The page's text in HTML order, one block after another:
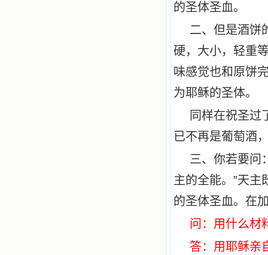
的圣体圣血。
二、但是酒饼
硬，大小，轻重
味感觉也和原饼
为耶稣的圣体。
同样在祝圣过
已不再是葡萄酒
三、你若要问
主的全能。”天
的圣体圣血。在
问：用什么材
答：用耶稣亲